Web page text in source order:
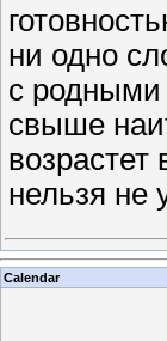
ни одно
с родными
свыше
возрастет
нельзя не
Calendar